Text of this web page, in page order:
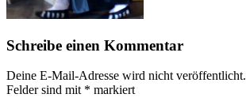
Schreibe einen Kommentar
Deine E-Mail-Adresse wird nicht veröffentlicht.
Felder sind mit * markiert